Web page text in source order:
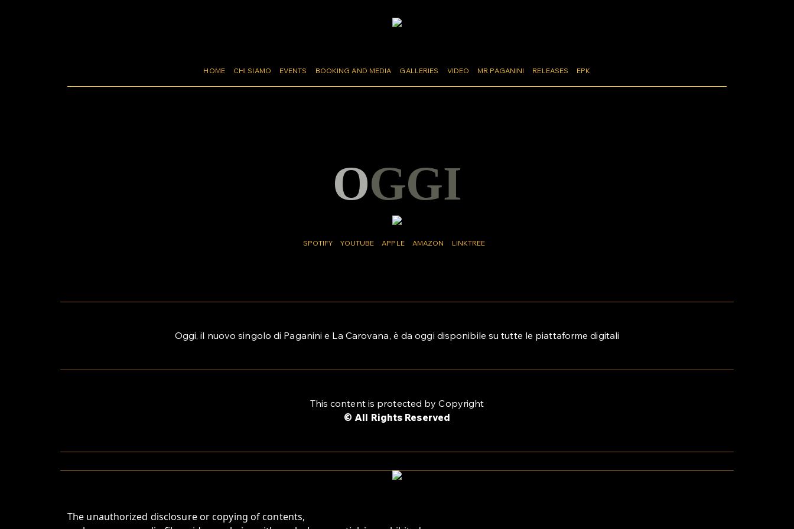
HOME CHI SIAMO EVENTS BOOKING AND MEDIA GALLERIES VIDEO MR PAGANINI RELEASES EPK
OGGI
SPOTIFY YOUTUBE APPLE AMAZON LINKTREE
Oggi, il nuovo singolo di Paganini e La Carovana, è da oggi disponibile su tutte le piattaforme digitali
This content is protected by Copyright
© All Rights Reserved
The unauthorized disclosure or copying of contents,